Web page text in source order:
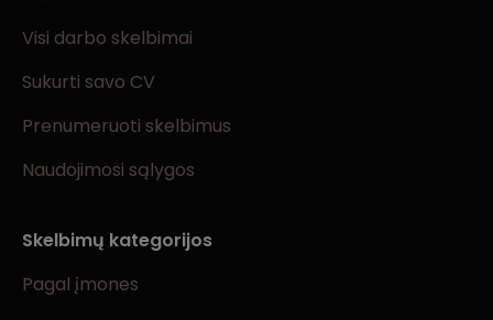
Visi darbo skelbimai
Sukurti savo CV
Prenumeruoti skelbimus
Naudojimosi sąlygos
Skelbimų kategorijos
Pagal įmones